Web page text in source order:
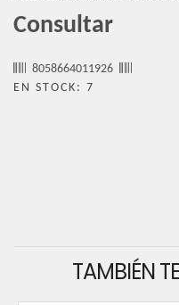
Consultar
8058664011926
EN STOCK: 7
TAMBIÉN